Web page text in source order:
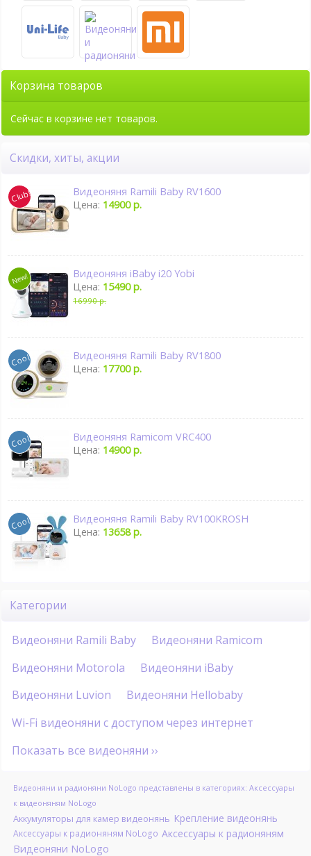
Корзина товаров
Сейчас в корзине нет товаров.
Скидки, хиты, акции
Видеоняня Ramili Baby RV1600
Цена: 14900 р.
Видеоняня iBaby i20 Yobi
Цена: 15490 р.
16990 р.
Видеоняня Ramili Baby RV1800
Цена: 17700 р.
Видеоняня Ramicom VRC400
Цена: 14900 р.
Видеоняня Ramili Baby RV100KROSH
Цена: 13658 р.
Категории
Видеоняни Ramili Baby
Видеоняни Ramicom
Видеоняни Motorola
Видеоняни iBaby
Видеоняни Luvion
Видеоняни Hellobaby
Wi-Fi видеоняни с доступом через интернет
Показать все видеоняни ››
Видеоняни и радионяни NoLogo представлены в категориях: Аксессуары
к видеоняням NoLogo
Аккумуляторы для камер видеонянь Крепление видеонянь
Аксессуары к радионяням NoLogo Аксессуары к радионяням
Видеоняни NoLogo